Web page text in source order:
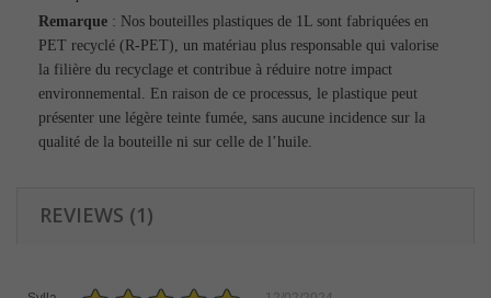
Remarque : Nos bouteilles plastiques de 1L sont fabriquées en
PET recyclé (R-PET), un matériau plus responsable qui valorise
la filière du recyclage et contribue à réduire notre impact
environnemental. En raison de ce processus, le plastique peut
présenter une légère teinte fumée, sans aucune incidence sur la
qualité de la bouteille ni sur celle de l’huile.
REVIEWS (1)